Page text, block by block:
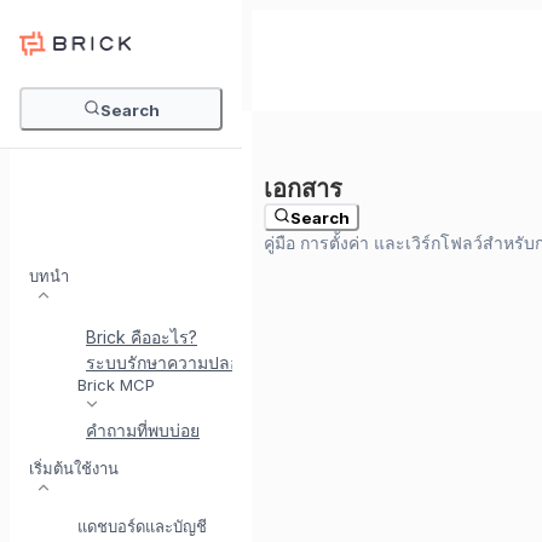
Search
Search
บทนำ
Brick คืออะไร?
ระบบรักษาความปลอดภัยที่ Brick
Brick MCP
คำถามที่พบบ่อย
เริ่มต้นใช้งาน
แดชบอร์ดและบัญชี